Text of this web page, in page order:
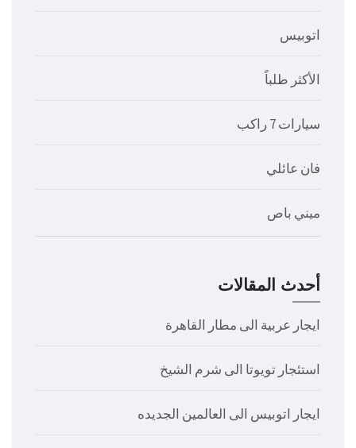
اتوبيس
الأكثر طلباً
سيارات 7 راكب
فان عائلي
ميني باص
أحدث المقالات
ايجار عربية الى مطار القاهرة
استئجار تويوتا الى شرم الشيخ
ايجار اتوبيس الى العالمين الجديده